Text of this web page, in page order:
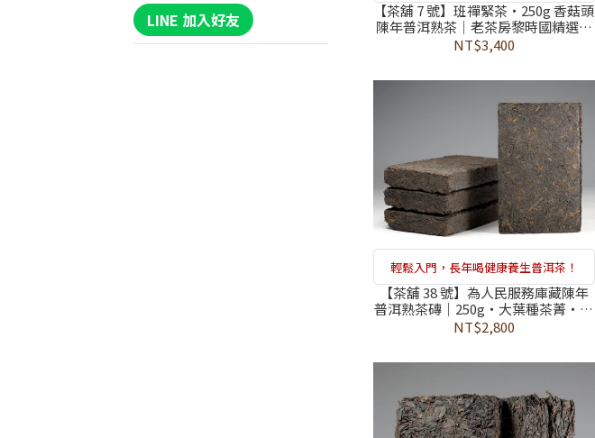
LINE 加入好友
【茶舖 7 號】班禪緊茶・250g 香菇頭
陳年普洱熟茶｜老茶房黎時國精選・
374 項農藥檢驗未檢出
NT$3,400
輕鬆入門，長年喝健康養生普洱茶！
【茶舖 38 號】為人民服務庫藏陳年
普洱熟茶磚｜250g・大葉種茶菁・數
十年自然陳化・374 項農藥檢驗未檢
出・老茶房黎時國精選
NT$2,800